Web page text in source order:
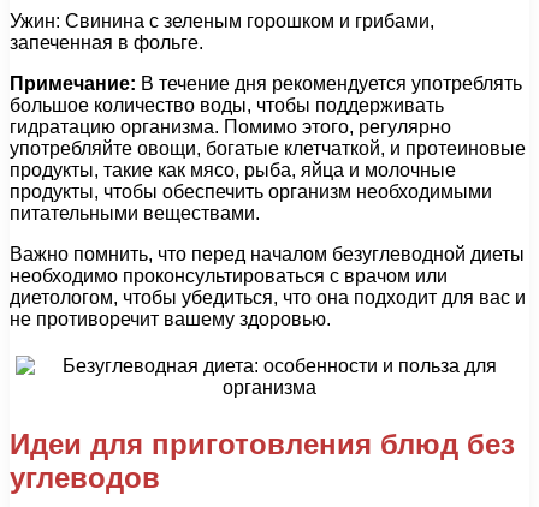
Ужин: Свинина с зеленым горошком и грибами,
запеченная в фольге.
Примечание: В течение дня рекомендуется употреблять
большое количество воды, чтобы поддерживать
гидратацию организма. Помимо этого, регулярно
употребляйте овощи, богатые клетчаткой, и протеиновые
продукты, такие как мясо, рыба, яйца и молочные
продукты, чтобы обеспечить организм необходимыми
питательными веществами.
Важно помнить, что перед началом безуглеводной диеты
необходимо проконсультироваться с врачом или
диетологом, чтобы убедиться, что она подходит для вас и
не противоречит вашему здоровью.
Идеи для приготовления блюд без
углеводов